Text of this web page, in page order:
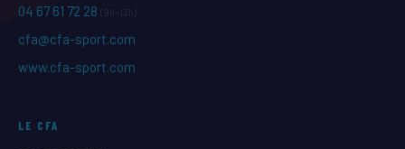
04 67 61 72 28 (9h–13h)
cfa@cfa-sport.com
www.cfa-sport.com
LE CFA